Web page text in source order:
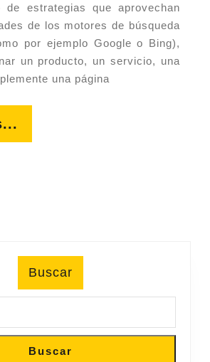
de estrategias que aprovechan
de los motores de búsqueda
por ejemplo Google o Bing),
un producto, un servicio, una
una página
Más...
Buscar
Buscar